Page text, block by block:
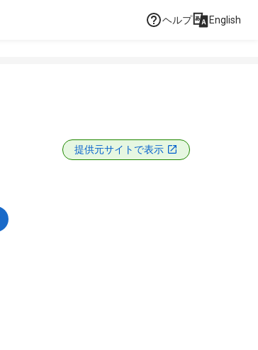
ヘルプ English
提供元サイトで表示